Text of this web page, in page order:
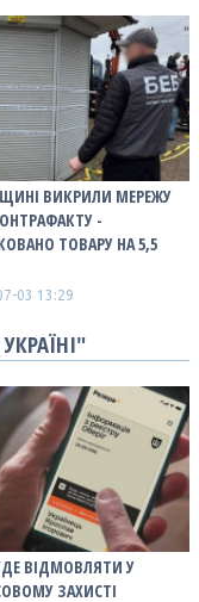
ВИКРИЛИ МЕРЕЖУ
-
ТОВАРУ НА 5,5
03 13:29
ВІДМОВЛЯТИ У
ЗАХИСТІ